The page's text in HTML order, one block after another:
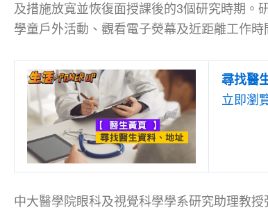
及措施放寬並恢復面授課後的3個研究時期。
學童戶外活動、觀看電子熒幕及近距離工作時
尋找醫
立即瀏
中大醫學院眼科及視覺科學學系研究助理教